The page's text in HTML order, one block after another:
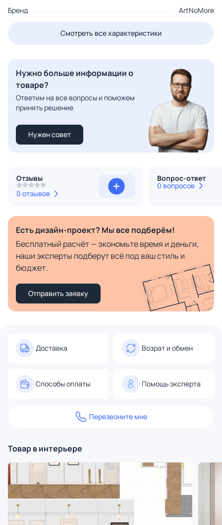
Бренд
ArtNoMore
Смотреть все характеристики
Нужно больше информации о
товаре?
Ответим на все вопросы и поможем
принять решение
Нужен совет
Отзывы
0 отзывов
Вопрос-ответ
0 вопросов
Есть дизайн-проект? Мы все подберём!
Бесплатный расчёт — экономьте время и деньги,
наши эксперты подберут всё под ваш стиль и
бюджет.
Отправить заявку
Доставка Возрат и обмен
Способы оплаты Помощь эксперта
Перезвоните мне
Товар в интерьере